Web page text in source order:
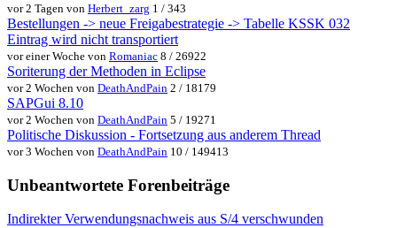
vor 2 Tagen von Herbert_zarg 1 / 343
Bestellungen -> neue Freigabestrategie -> Tabelle KSSK 032
Eintrag wird nicht transportiert
vor einer Woche von Romaniac 8 / 26922
Soriterung der Methoden in Eclipse
vor 2 Wochen von DeathAndPain 2 / 18179
SAPGui 8.10
vor 2 Wochen von DeathAndPain 5 / 19271
Politische Diskussion - Fortsetzung aus anderem Thread
vor 3 Wochen von DeathAndPain 10 / 149413
Unbeantwortete Forenbeiträge
Indirekter Verwendungsnachweis aus S/4 verschwunden